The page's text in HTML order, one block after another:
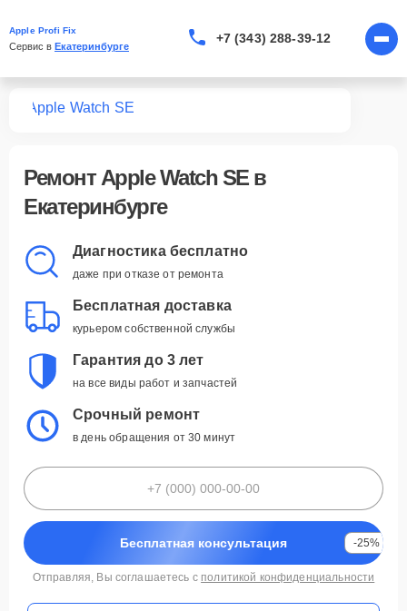
Apple Profi Fix
Сервис в Екатеринбурге
+7 (343) 288-39-12
Apple Watch SE
Ремонт Apple Watch SEв
Екатеринбурге
Диагностика бесплатно
даже при отказе от ремонта
Бесплатная доставка
курьером собственной службы
Гарантия до 3 лет
на все виды работ и запчастей
Срочный ремонт
в день обращения от 30 минут
Бесплатная консультация -25%
Отправляя, Вы соглашаетесь с политикой конфиденциальности